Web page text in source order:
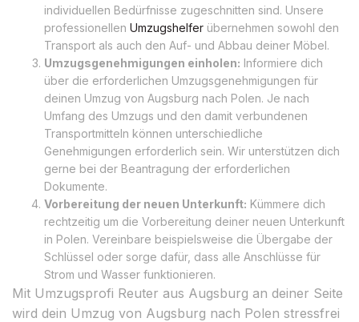
individuellen Bedürfnisse zugeschnitten sind. Unsere
professionellen Umzugshelfer übernehmen sowohl den
Transport als auch den Auf- und Abbau deiner Möbel.
Umzugsgenehmigungen einholen: Informiere dich
über die erforderlichen Umzugsgenehmigungen für
deinen Umzug von Augsburg nach Polen. Je nach
Umfang des Umzugs und den damit verbundenen
Transportmitteln können unterschiedliche
Genehmigungen erforderlich sein. Wir unterstützen dich
gerne bei der Beantragung der erforderlichen
Dokumente.
Vorbereitung der neuen Unterkunft: Kümmere dich
rechtzeitig um die Vorbereitung deiner neuen Unterkunft
in Polen. Vereinbare beispielsweise die Übergabe der
Schlüssel oder sorge dafür, dass alle Anschlüsse für
Strom und Wasser funktionieren.
Mit Umzugsprofi Reuter aus Augsburg an deiner Seite
wird dein Umzug von Augsburg nach Polen stressfrei